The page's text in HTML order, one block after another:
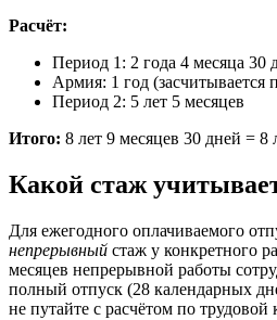
Расчёт:
Период 1: 2 года 4 месяца 30
Армия: 1 год (засчитывается
Период 2: 5 лет 5 месяцев
Итого: 8 лет 9 месяцев 30 дней = 8
Какой стаж
Для ежегодного оплачиваемого
непрерывный стаж у конкретного
месяцев непрерывной работы
полный отпуск (28 календарных
не путайте с расчётом по